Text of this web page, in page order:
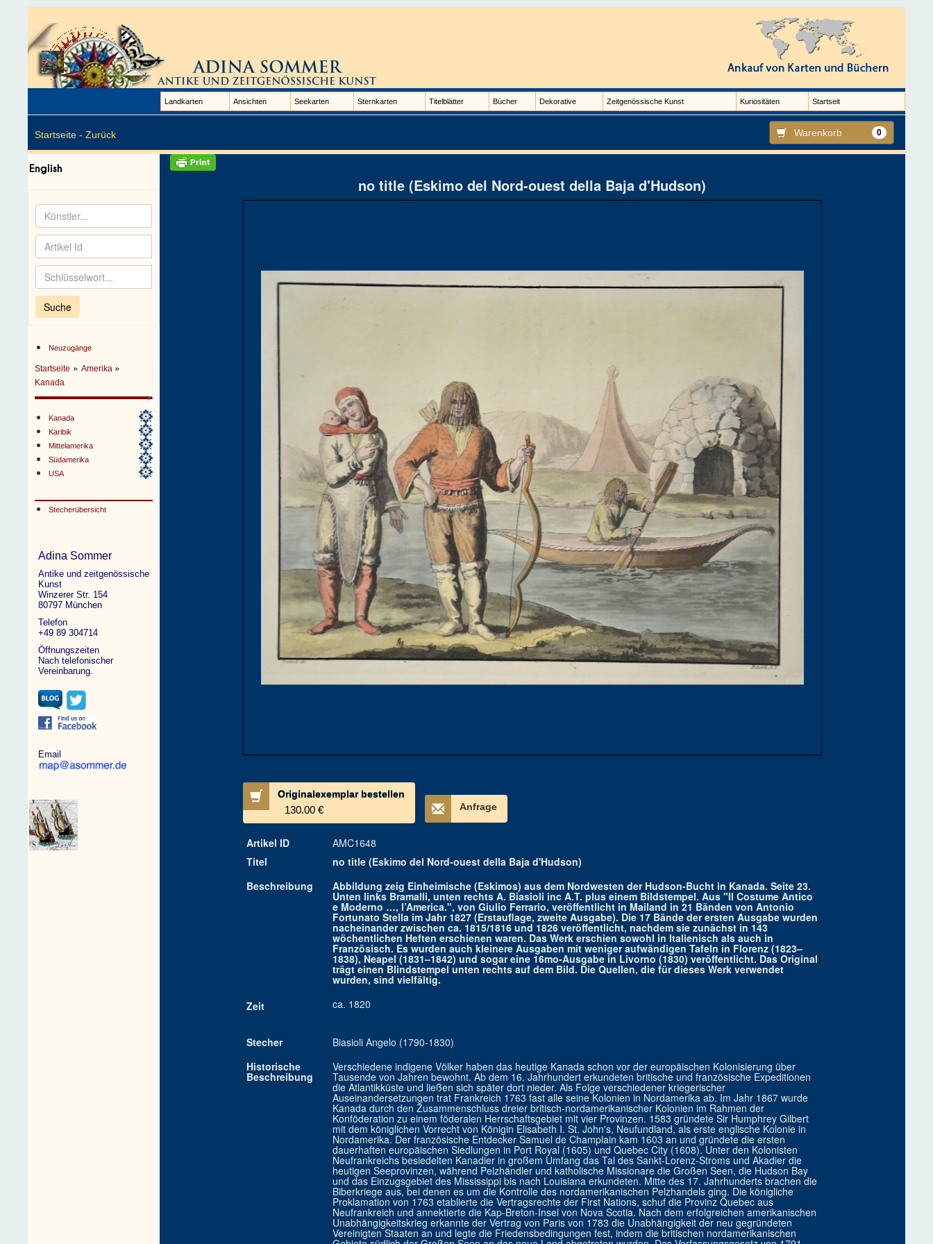
Landkarten Ansichten Seekarten Sternkarten Titelblätter Bücher Dekorative Zeitgenössische Kunst Kuriositäten Startseit
Startseite - Zurück Warenkorb 0
Neuzugänge
Startseite »Amerika »
Kanada
Kanada
Karibik
Mittelamerika
Südamerika
USA
Stecherübersicht
Adina Sommer
Antike und zeitgenössische
Kunst
Winzerer Str. 154
80797 München
Telefon
+49 89 304714
Öffnungszeiten
Nach telefonischer
Vereinbarung.
Email
no title (Eskimo del Nord-ouest della Baja d'Hudson)
Originalexemplar bestellen
130.00 € Anfrage
Artikel ID
AMC1648
Titel
no title (Eskimo del Nord-ouest della Baja d'Hudson)
Beschreibung
Abbildung zeig Einheimische (Eskimos) aus dem Nordwesten der Hudson-Bucht in Kanada. Seite 23.
Unten links Bramalli, unten rechts A. Biasioli inc A.T. plus einem Bildstempel. Aus "Il Costume Antico
e Moderno …, l’America.", von Giulio Ferrario, veröffentlicht in Mailand in 21 Bänden von Antonio
Fortunato Stella im Jahr 1827 (Erstauflage, zweite Ausgabe). Die 17 Bände der ersten Ausgabe wurden
nacheinander zwischen ca. 1815/1816 und 1826 veröffentlicht, nachdem sie zunächst in 143
wöchentlichen Heften erschienen waren. Das Werk erschien sowohl in Italienisch als auch in
Französisch. Es wurden auch kleinere Ausgaben mit weniger aufwändigen Tafeln in Florenz (1823–
1838), Neapel (1831–1842) und sogar eine 16mo-Ausgabe in Livorno (1830) veröffentlicht. Das Original
trägt einen Blindstempel unten rechts auf dem Bild. Die Quellen, die für dieses Werk verwendet
wurden, sind vielfältig.
Zeit
ca. 1820
Stecher
Biasioli Angelo (1790-1830)
Historische
Beschreibung
Verschiedene indigene Völker haben das heutige Kanada schon vor der europäischen Kolonisierung über
Tausende von Jahren bewohnt. Ab dem 16. Jahrhundert erkundeten britische und französische Expeditionen
die Atlantikküste und ließen sich später dort nieder. Als Folge verschiedener kriegerischer
Auseinandersetzungen trat Frankreich 1763 fast alle seine Kolonien in Nordamerika ab. Im Jahr 1867 wurde
Kanada durch den Zusammenschluss dreier britisch-nordamerikanischer Kolonien im Rahmen der
Konföderation zu einem föderalen Herrschaftsgebiet mit vier Provinzen. 1583 gründete Sir Humphrey Gilbert
mit dem königlichen Vorrecht von Königin Elisabeth I. St. John's, Neufundland, als erste englische Kolonie in
Nordamerika. Der französische Entdecker Samuel de Champlain kam 1603 an und gründete die ersten
dauerhaften europäischen Siedlungen in Port Royal (1605) und Quebec City (1608). Unter den Kolonisten
Neufrankreichs besiedelten Kanadier in großem Umfang das Tal des Sankt-Lorenz-Stroms und Akadier die
heutigen Seeprovinzen, während Pelzhändler und katholische Missionare die Großen Seen, die Hudson Bay
und das Einzugsgebiet des Mississippi bis nach Louisiana erkundeten. Mitte des 17. Jahrhunderts brachen die
Biberkriege aus, bei denen es um die Kontrolle des nordamerikanischen Pelzhandels ging. Die königliche
Proklamation von 1763 etablierte die Vertragsrechte der First Nations, schuf die Provinz Quebec aus
Neufrankreich und annektierte die Kap-Breton-Insel von Nova Scotia. Nach dem erfolgreichen amerikanischen
Unabhängigkeitskrieg erkannte der Vertrag von Paris von 1783 die Unabhängigkeit der neu gegründeten
Vereinigten Staaten an und legte die Friedensbedingungen fest, indem die britischen nordamerikanischen